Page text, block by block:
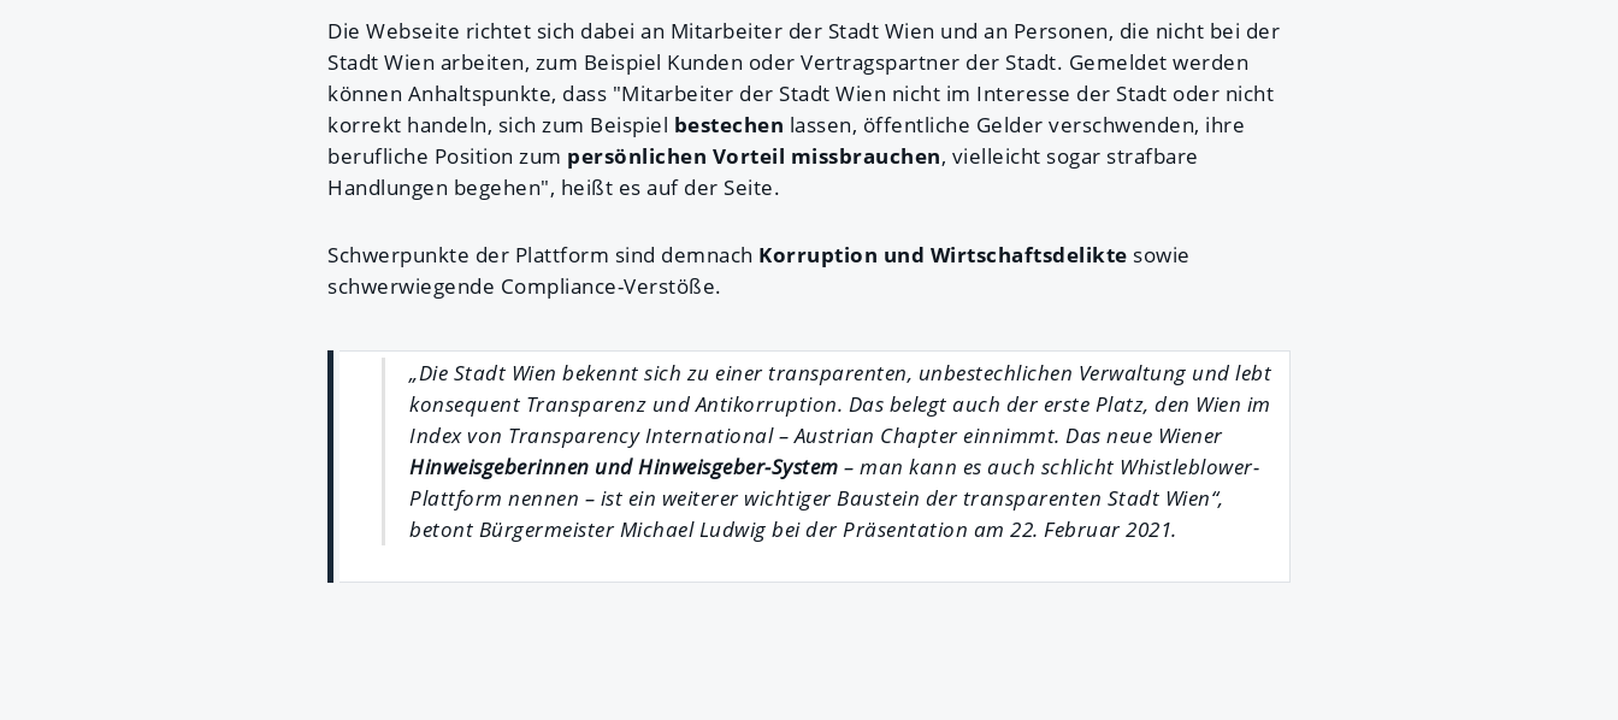
Die Webseite richtet sich dabei an Mitarbeiter der Stadt Wien und an Personen, die nicht bei der
Stadt Wien arbeiten, zum Beispiel Kunden oder Vertragspartner der Stadt. Gemeldet werden
können Anhaltspunkte, dass "Mitarbeiter der Stadt Wien nicht im Interesse der Stadt oder nicht
korrekt handeln, sich zum Beispiel bestechen lassen, öffentliche Gelder verschwenden, ihre
berufliche Position zum persönlichen Vorteil missbrauchen, vielleicht sogar strafbare
Handlungen begehen", heißt es auf der Seite.
Schwerpunkte der Plattform sind demnach Korruption und Wirtschaftsdelikte sowie
schwerwiegende Compliance-Verstöße.
„Die Stadt Wien bekennt sich zu einer transparenten, unbestechlichen Verwaltung und lebt
konsequent Transparenz und Antikorruption. Das belegt auch der erste Platz, den Wien im
Index von Transparency International – Austrian Chapter einnimmt. Das neue Wiener
Hinweisgeberinnen und Hinweisgeber-System – man kann es auch schlicht Whistleblower-
Plattform nennen – ist ein weiterer wichtiger Baustein der transparenten Stadt Wien“,
betont Bürgermeister Michael Ludwig bei der Präsentation am 22. Februar 2021.